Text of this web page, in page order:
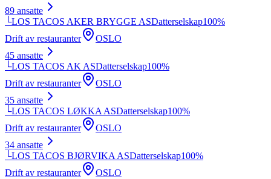
89 ansatte
└LOS TACOS AKER BRYGGE ASDatterselskap100%
Drift av restauranter
OSLO
45 ansatte
└LOS TACOS AK ASDatterselskap100%
Drift av restauranter
OSLO
35 ansatte
└LOS TACOS LØKKA ASDatterselskap100%
Drift av restauranter
OSLO
34 ansatte
└LOS TACOS BJØRVIKA ASDatterselskap100%
Drift av restauranter
OSLO